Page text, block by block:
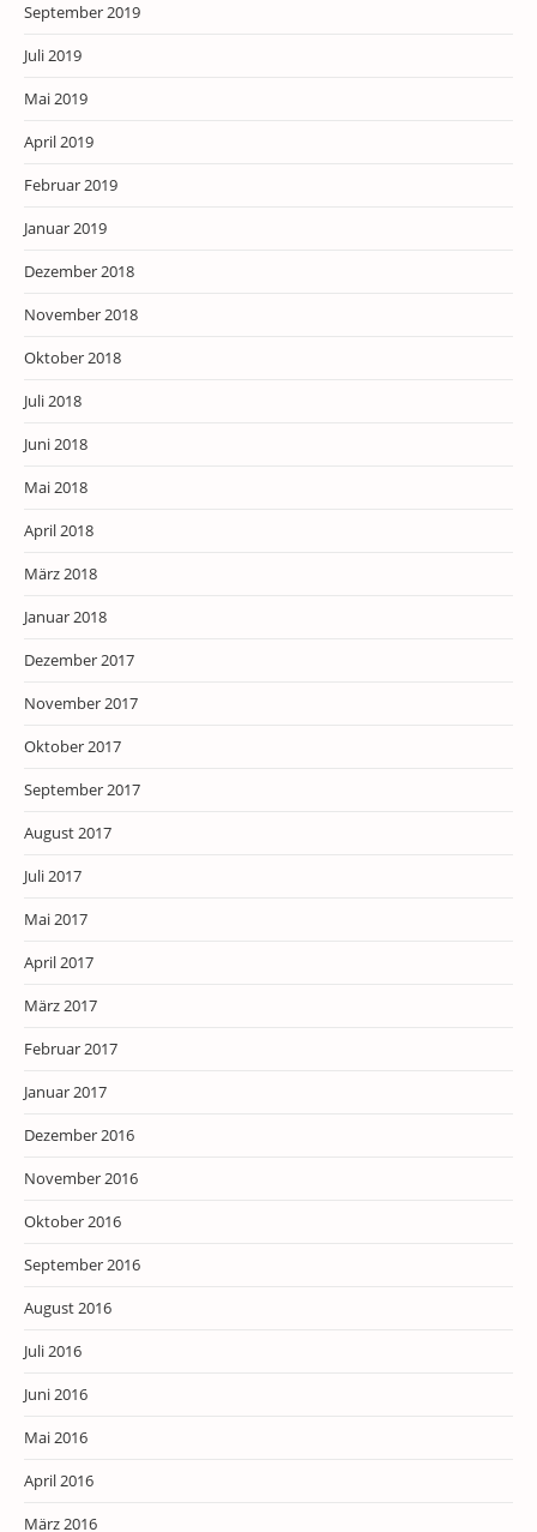
September 2019
Juli 2019
Mai 2019
April 2019
Februar 2019
Januar 2019
Dezember 2018
November 2018
Oktober 2018
Juli 2018
Juni 2018
Mai 2018
April 2018
März 2018
Januar 2018
Dezember 2017
November 2017
Oktober 2017
September 2017
August 2017
Juli 2017
Mai 2017
April 2017
März 2017
Februar 2017
Januar 2017
Dezember 2016
November 2016
Oktober 2016
September 2016
August 2016
Juli 2016
Juni 2016
Mai 2016
April 2016
März 2016